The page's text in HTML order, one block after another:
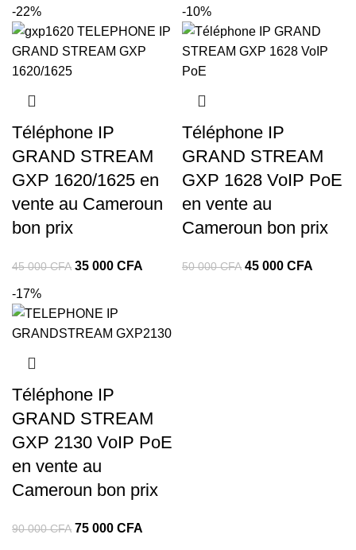
-22%
Téléphone IP
GRAND STREAM
GXP 1620/1625 en
vente au Cameroun
bon prix
45 000CFA 35 000 CFA
-10%
Téléphone IP
GRAND STREAM
GXP 1628 VoIP PoE
en vente au
Cameroun bon prix
50 000CFA 45 000 CFA
-17%
Téléphone IP
GRAND STREAM
GXP 2130 VoIP PoE
en vente au
Cameroun bon prix
90 000CFA 75 000 CFA